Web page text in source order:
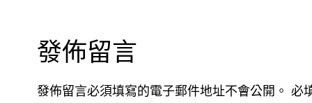
發佈留言
發佈留言必須填寫的電子郵件地址不會公開。 必